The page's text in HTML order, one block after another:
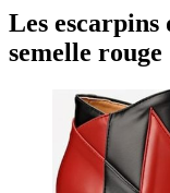
Les escarpins
semelle rouge